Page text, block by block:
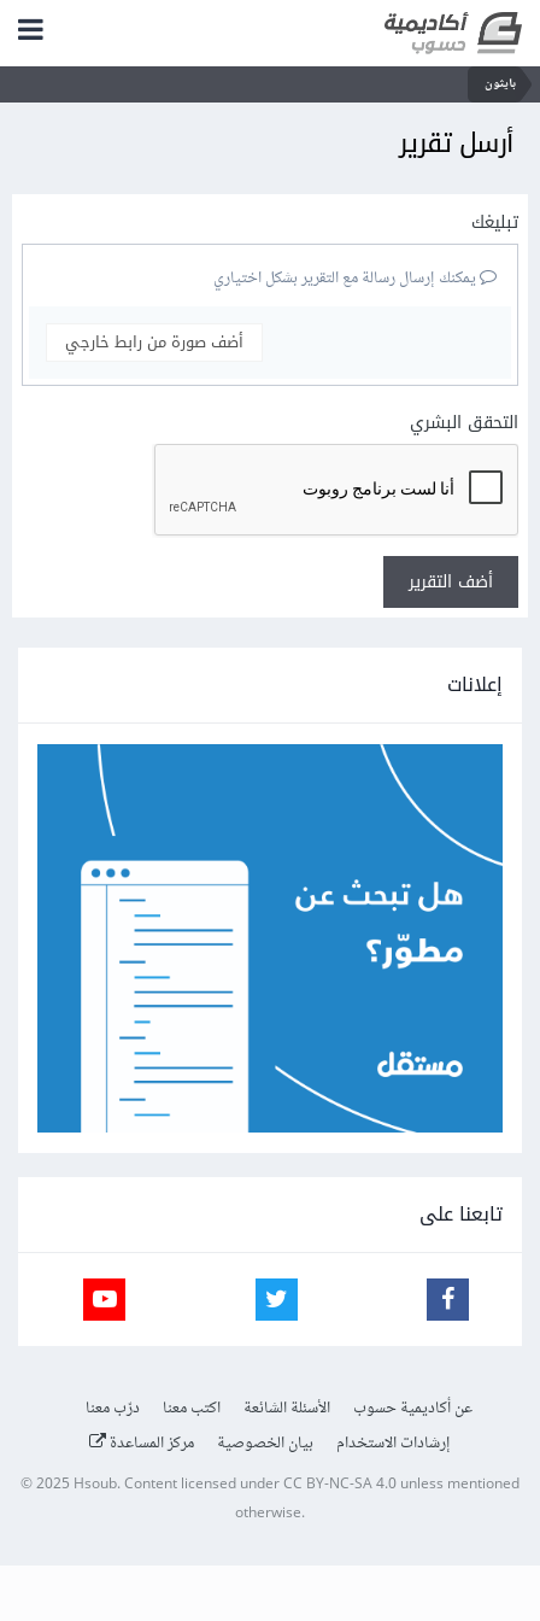
بايثون
أرسل تقرير
تبليغك
يمكنك إرسال رسالة مع التقرير بشكل اختياري
أضف صورة من رابط خارجي
التحقق البشري
أضف التقرير
إعلانات
تابعنا على
عن أكاديمية حسوب الأسئلة الشائعة اكتب معنا
درّب معنا
إرشادات الاستخدام
بيان الخصوصية مركز المساعدة
© 2025 Hsoub.Content licensed underCC BY-NC-SA 4.0unless mentioned
otherwise.